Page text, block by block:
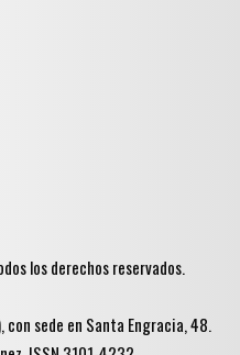
los derechos reservados.
con sede en Santa Engracia, 48.